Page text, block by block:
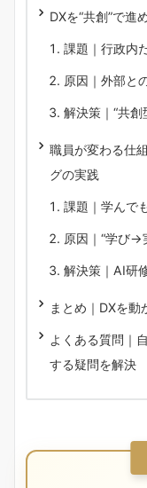
DXを“共創”で進
課題｜行政内
原因｜外部と
解決策｜“共創
職員が変わる仕
グの実践
課題｜学んで
原因｜“学び→
解決策｜AI研
まとめ｜DXを動
よくある質問｜
する疑問を解決